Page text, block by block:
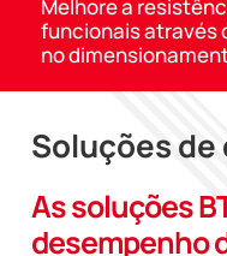
Melhore a
funcionais através
no
Soluções
As soluções
desempenho